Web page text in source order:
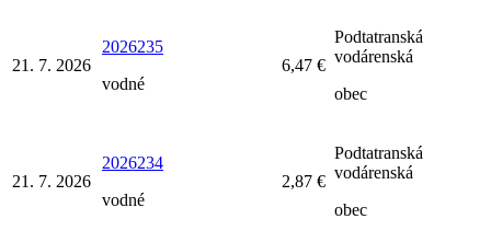
21. 7. 2026
2026235
vodné
6,47 €
Podtatranská
vodárenská
obec
21. 7. 2026
2026234
vodné
2,87 €
Podtatranská
vodárenská
obec